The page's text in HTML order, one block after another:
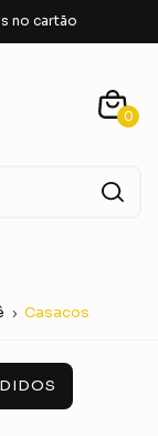
no cartão
0
Casacos